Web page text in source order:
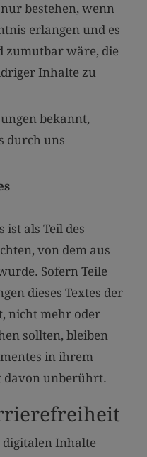
bestehen, wenn
erlangen und es
zumutbar wäre, die
Inhalte zu
bekannt,
durch uns
ist als Teil des
von dem aus
Sofern Teile
dieses Textes der
nicht mehr oder
sollten, bleiben
in ihrem
davon unberührt.
Inhalte